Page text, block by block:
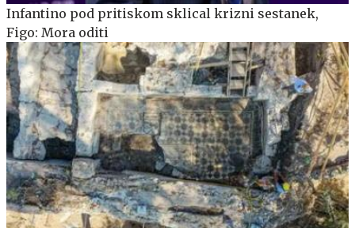
Infantino pod pritiskom sklical krizni sestanek,
Figo: Mora oditi